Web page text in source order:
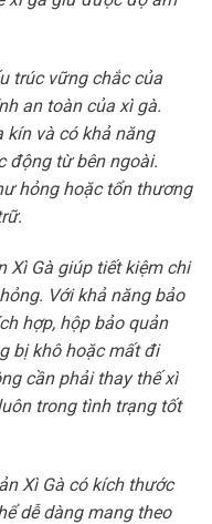
trúc vững chắc của
an toàn của xì gà.
kín và có khả năng
động từ bên ngoài.
hỏng hoặc tổn thương
Xì Gà giúp tiết kiệm chi
Với khả năng bảo
hợp, hộp bảo quản
bị khô hoặc mất đi
cần phải thay thế xì
trong tình trạng tốt
Xì Gà có kích thước
dễ dàng mang theo